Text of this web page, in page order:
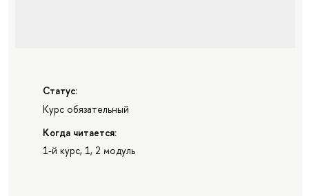
Статус:
Курс обязательный
Когда читается:
1-й курс, 1, 2 модуль